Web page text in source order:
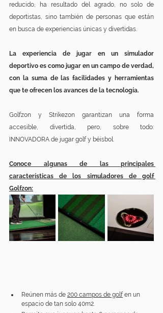
reducido, ha resultado del agrado, no solo de
deportistas, sino también de personas que están
en busca de experiencias únicas y divertidas.
La experiencia de jugar en un simulador
deportivo es como jugar en un campo de verdad,
con la suma de las facilidades y herramientas
que te ofrecen los avances de la tecnología.
Golfzon y Strikezon garantizan una forma
accesible, divertida, pero, sobre todo:
INNOVADORA de jugar golf y béisbol.
Conoce algunas de las principales
características de los simuladores de golf
Golfzon:
Reúnen más de 200 campos de golf en un
espacio de tan solo 40m2.